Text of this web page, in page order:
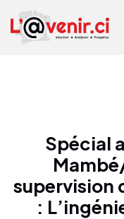
Spécial
supervision
: